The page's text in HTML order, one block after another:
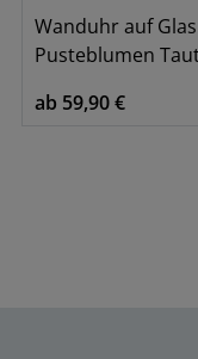
Wanduhr auf
Pusteblumen
ab 59,90 €